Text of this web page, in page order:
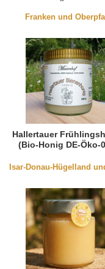
Franken und
Hallertauer
(Bio-Honig DE-Öko-